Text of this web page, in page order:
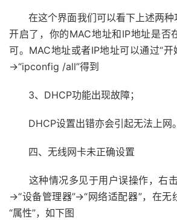
在这个界面我们可以看下上述两种
开启了，你的MAC地址和IP地址是否
可。MAC地址或者IP地址可以通过“开
→“ipconfig /all”得到
3、DHCP功能出现故障；
DHCP设置出错亦会引起无法上网。
四、无线网卡未正确设置
这种情况多见于用户误操作，右击
→“设备管理器”→“网络适配器”，在无
“属性”，如下图